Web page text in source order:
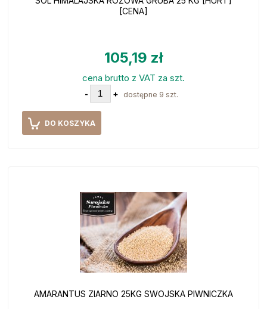
[CENA]
105,19 zł
cena brutto z VAT za szt.
- + dostępne 9 szt.
DO KOSZYKA
AMARANTUS ZIARNO 25KG SWOJSKA PIWNICZKA